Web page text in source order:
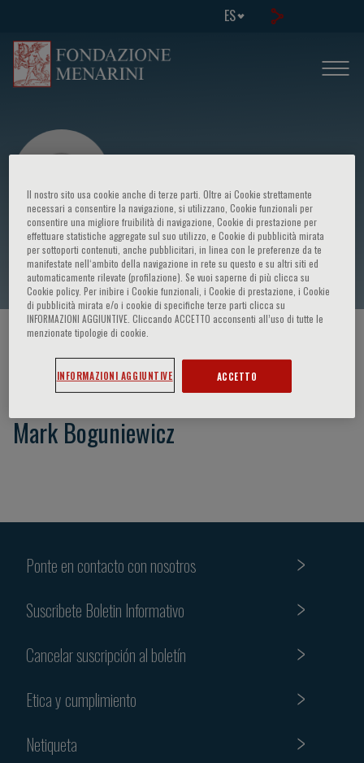
ES
Mark Boguniewicz
HOME PAGE / CURSOS Y EVENTOS
Mark Boguniewicz
Ponte en contacto con nosotros
Suscribete Boletin Informativo
Cancelar suscripción al boletín
Etica y cumplimiento
Netiqueta
Il nostro sito usa cookie anche di terze parti. Oltre ai Cookie strettamente
necessari a consentire la navigazione, si utilizzano, Cookie funzionali per
consentire una migliore fruibilità di navigazione, Cookie di prestazione per
effettuare statistiche aggregate sul suo utilizzo, e Cookie di pubblicità mirata
per sottoporti contenuti, anche pubblicitari, in linea con le preferenze da te
manifestate nell‘ambito della navigazione in rete su questo e su altri siti ed
automaticamente rilevate (profilazione). Se vuoi saperne di più clicca su
Cookie policy. Per inibire i Cookie funzionali, i Cookie di prestazione, i Cookie
di pubblicità mirata e/o i cookie di specifiche terze parti clicca su
INFORMAZIONI AGGIUNTIVE. Cliccando ACCETTO acconsenti all’uso di tutte le
menzionate tipologie di cookie.
INFORMAZIONI AGGIUNTIVE ACCETTO